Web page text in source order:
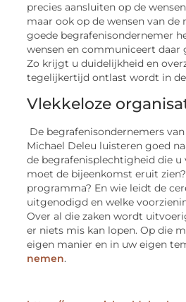
precies aansluiten op de
maar ook op de wensen van de
goede begrafenisondernemer
wensen en communiceert daar
Zo krijgt u duidelijkheid en
tegelijkertijd ontlast wordt in
Vlekkeloze
De begrafenisondernemers
Michael Deleu luisteren goed
de begrafenisplechtigheid die u
moet de bijeenkomst eruit
programma? En wie leidt de
uitgenodigd en welke
Over al die zaken wordt
er niets mis kan lopen. Op die
eigen manier en in uw eigen
nemen.